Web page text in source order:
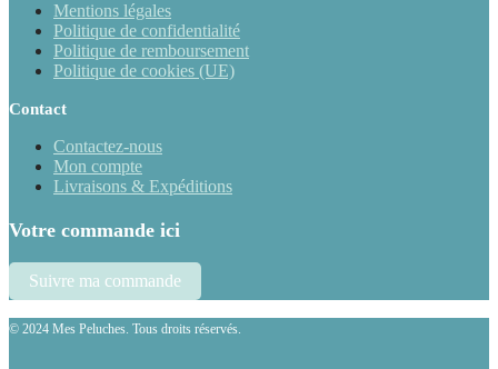
Mentions légales
Politique de confidentialité
Politique de remboursement
Politique de cookies (UE)
Contact
Contactez-nous
Mon compte
Livraisons & Expéditions
Votre commande ici
Suivre ma commande
© 2024 Mes Peluches. Tous droits réservés.